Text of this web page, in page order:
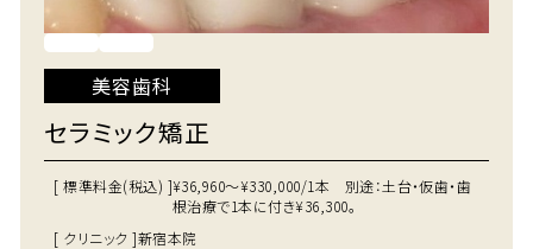
美容歯科
セラミック矯正
[ 標準料金(税込) ]¥36,960～¥330,000/1本 別途：土台・仮歯・歯
根治療で1本に付き¥36,300。
[ クリニック ]新宿本院